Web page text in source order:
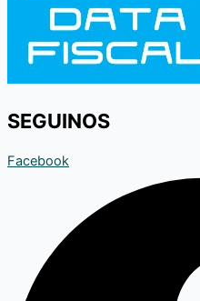
SEGUINOS
Facebook